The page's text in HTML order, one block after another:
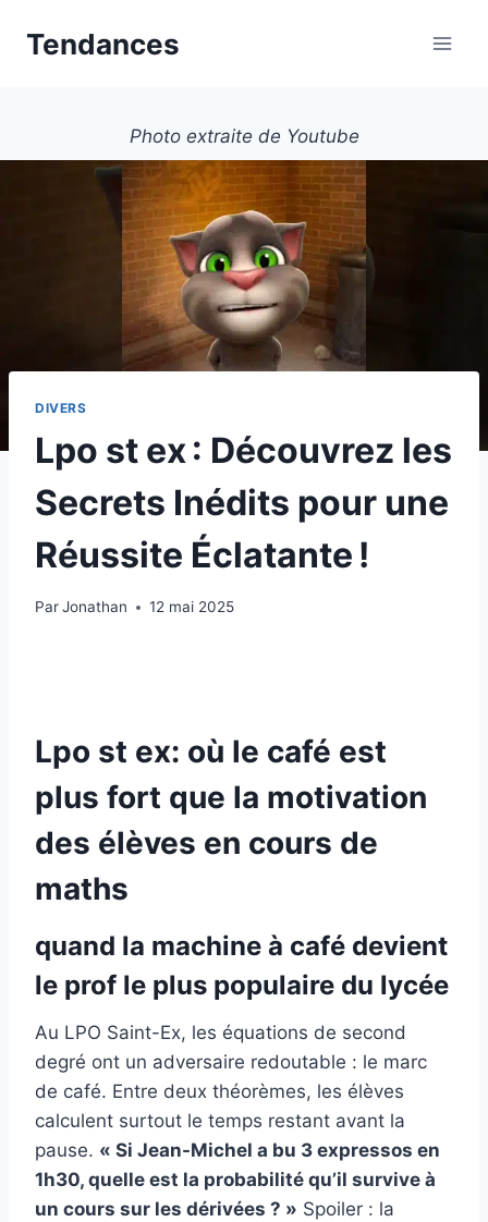
Tendances
Photo extraite de Youtube
DIVERS
Lpo st ex : Découvrez les
Secrets Inédits pour une
Réussite Éclatante !
ParJonathan 12 mai 2025
Lpo st ex: où le café est
plus fort que la motivation
des élèves en cours de
maths
quand la machine à café devient
le prof le plus populaire du lycée
Au LPO Saint-Ex, les équations de second
degré ont un adversaire redoutable : le marc
de café. Entre deux théorèmes, les élèves
calculent surtout le temps restant avant la
pause. « Si Jean-Michel a bu 3 expressos en
1h30, quelle est la probabilité qu’il survive à
un cours sur les dérivées ? » Spoiler : la